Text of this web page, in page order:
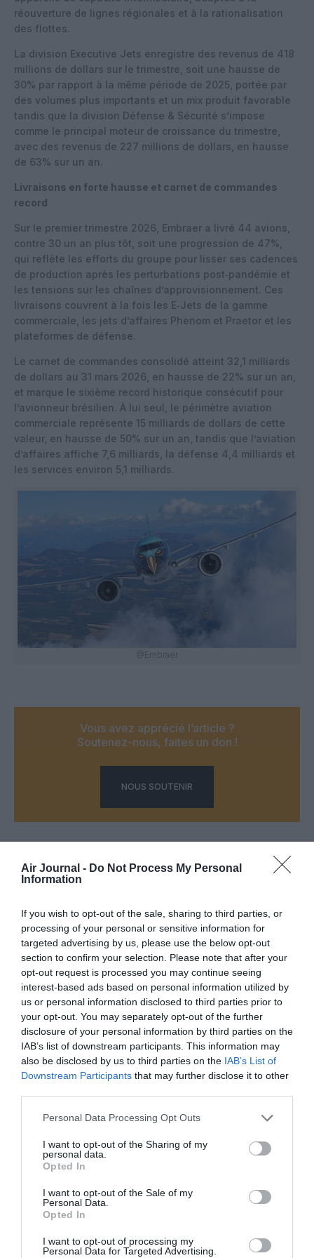
Air Journal - Do Not Process My Personal
Information
If you wish to opt-out of the sale, sharing to third parties, or
processing of your personal or sensitive information for
targeted advertising by us, please use the below opt-out
section to confirm your selection. Please note that after your
opt-out request is processed you may continue seeing
interest-based ads based on personal information utilized by
us or personal information disclosed to third parties prior to
your opt-out. You may separately opt-out of the further
disclosure of your personal information by third parties on the
IAB’s list of downstream participants. This information may
also be disclosed by us to third parties on the IAB’s List of
Downstream Participants that may further disclose it to other
Personal Data Processing Opt Outs
I want to opt-out of the Sharing of my
personal data.
Opted In
I want to opt-out of the Sale of my
Personal Data.
Opted In
I want to opt-out of processing my
Personal Data for Targeted Advertising.
réouverture de lignes régionales et à la rationalisation
des flottes.
La division Executive Jets enregistre des revenus de 418
millions de dollars sur le trimestre, soit une hausse de
30% par rapport à la même période de 2025, portée par
des volumes plus importants et un mix produit favorable
tandis que la division Défense & Sécurité s’impose
comme le principal moteur de croissance du trimestre,
avec des revenus de 227 millions de dollars, en hausse
de 63% sur un an.
Livraisons en forte hausse et carnet de commandes
record
Sur le premier trimestre 2026, Embraer a livré 44 avions,
contre 30 un an plus tôt, soit une progression de 47%,
qui reflète les efforts du groupe pour lisser ses cadences
de production après les perturbations post‑pandémie et
les tensions sur les chaînes d’approvisionnement. Ces
livraisons couvrent à la fois les E‑Jets de la gamme
commerciale, les jets d’affaires Phenom et Praetor et les
plateformes de défense.
Le carnet de commandes consolidé atteint 32,1 milliards
de dollars au 31 mars 2026, en hausse de 22% sur un an,
et marque le sixième record historique consécutif pour
l’avionneur brésilien. À lui seul, le périmètre aviation
commerciale représente 15 milliards de dollars de cette
valeur, en hausse de 50% sur un an, tandis que l’aviation
d’affaires affiche 7,6 milliards, la défense 4,4 milliards et
les services environ 5,1 milliards.
@Embraer
Vous avez apprécié l’article ?
Soutenez-nous, faites un don !
NOUS SOUTENIR
PARTAGER L'ARTICLE
FacebookTwitterPinterestLinkedInEmail Print
COMMENTAIRE(S)
GVA1112a commenté :
11 mai 2026 - 12 h 12 min
Nous avions le duopole Airbus – Boeing depuis les années
90…
le début des années 2020 !!
A quand un Duopole Airbus – COMAC !!! .. 2030, 2040 ??
RÉPONDRE
Pacoloa commenté :
11 mai 2026 - 18 h 45
Vous êtes totalement dans le faux.